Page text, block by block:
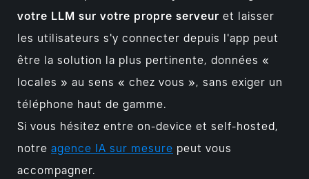
votre LLM sur votre propre serveur et laisser
les utilisateurs s'y connecter depuis l'app peut
être la solution la plus pertinente, données «
locales » au sens « chez vous », sans exiger un
téléphone haut de gamme.
Si vous hésitez entre on-device et self-hosted,
notre agence IA sur mesure peut vous
accompagner.